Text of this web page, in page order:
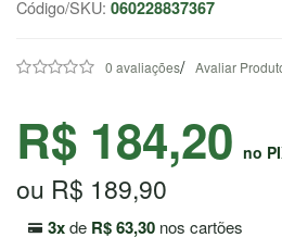
CENTRAL
(37) 9
9957-
Código/SKU: 060228837367
0 avaliações/ Avaliar
R$ 184,20 no
ou R$ 189,90
3xde R$ 63,30 nos cartões